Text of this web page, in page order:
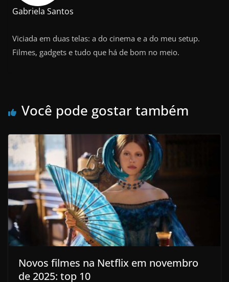
Gabriela Santos
Viciada em duas telas: a do cinema e a do meu setup.
Filmes, gadgets e tudo que há de bom no meio.
Você pode gostar também
Novos filmes na Netflix em novembro
de 2025: top 10